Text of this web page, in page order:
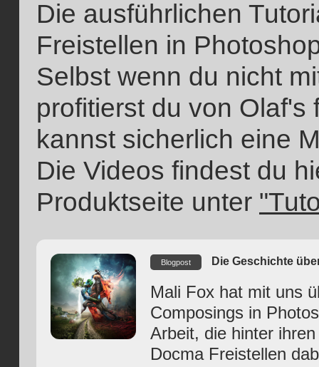
Die ausführlichen
Freistellen in
Selbst wenn du nicht
profitierst du von
kannst sicherlich eine
Die Videos findest du
Produktseite unter
Blogpost Die Geschichte
Mali Fox hat mit uns
Composings in
Arbeit, die hinter
Docma Freistellen